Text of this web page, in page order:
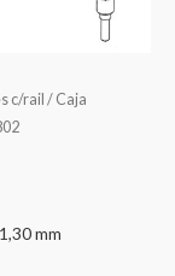
c/rail / Caja
mm